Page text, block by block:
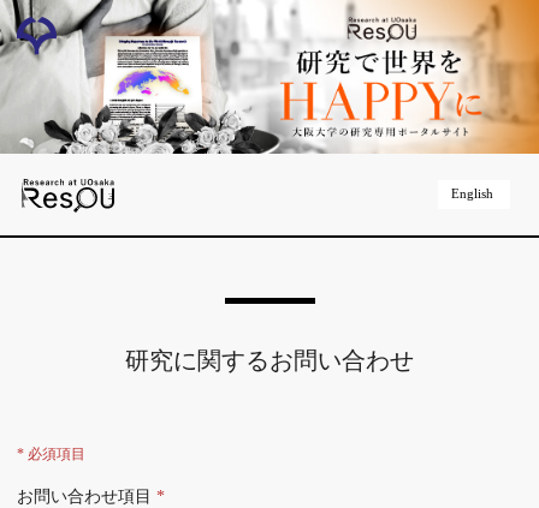
English
研究に関するお問い合わせ
* 必須項目
お問い合わせ項目 *